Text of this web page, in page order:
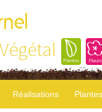
Végétal
Réalisations